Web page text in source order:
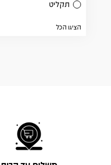
תקליט
הציגו הכל